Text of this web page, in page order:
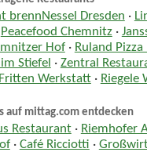
brennNessel Dresden ·
Peacefood Chemnitz·
Hof· Ruland
Stiefel · Zentral
Werkstatt· Riegele
auf mittag.com entdecken
Restaurant· Riemhofer
· Café Ricciotti ·